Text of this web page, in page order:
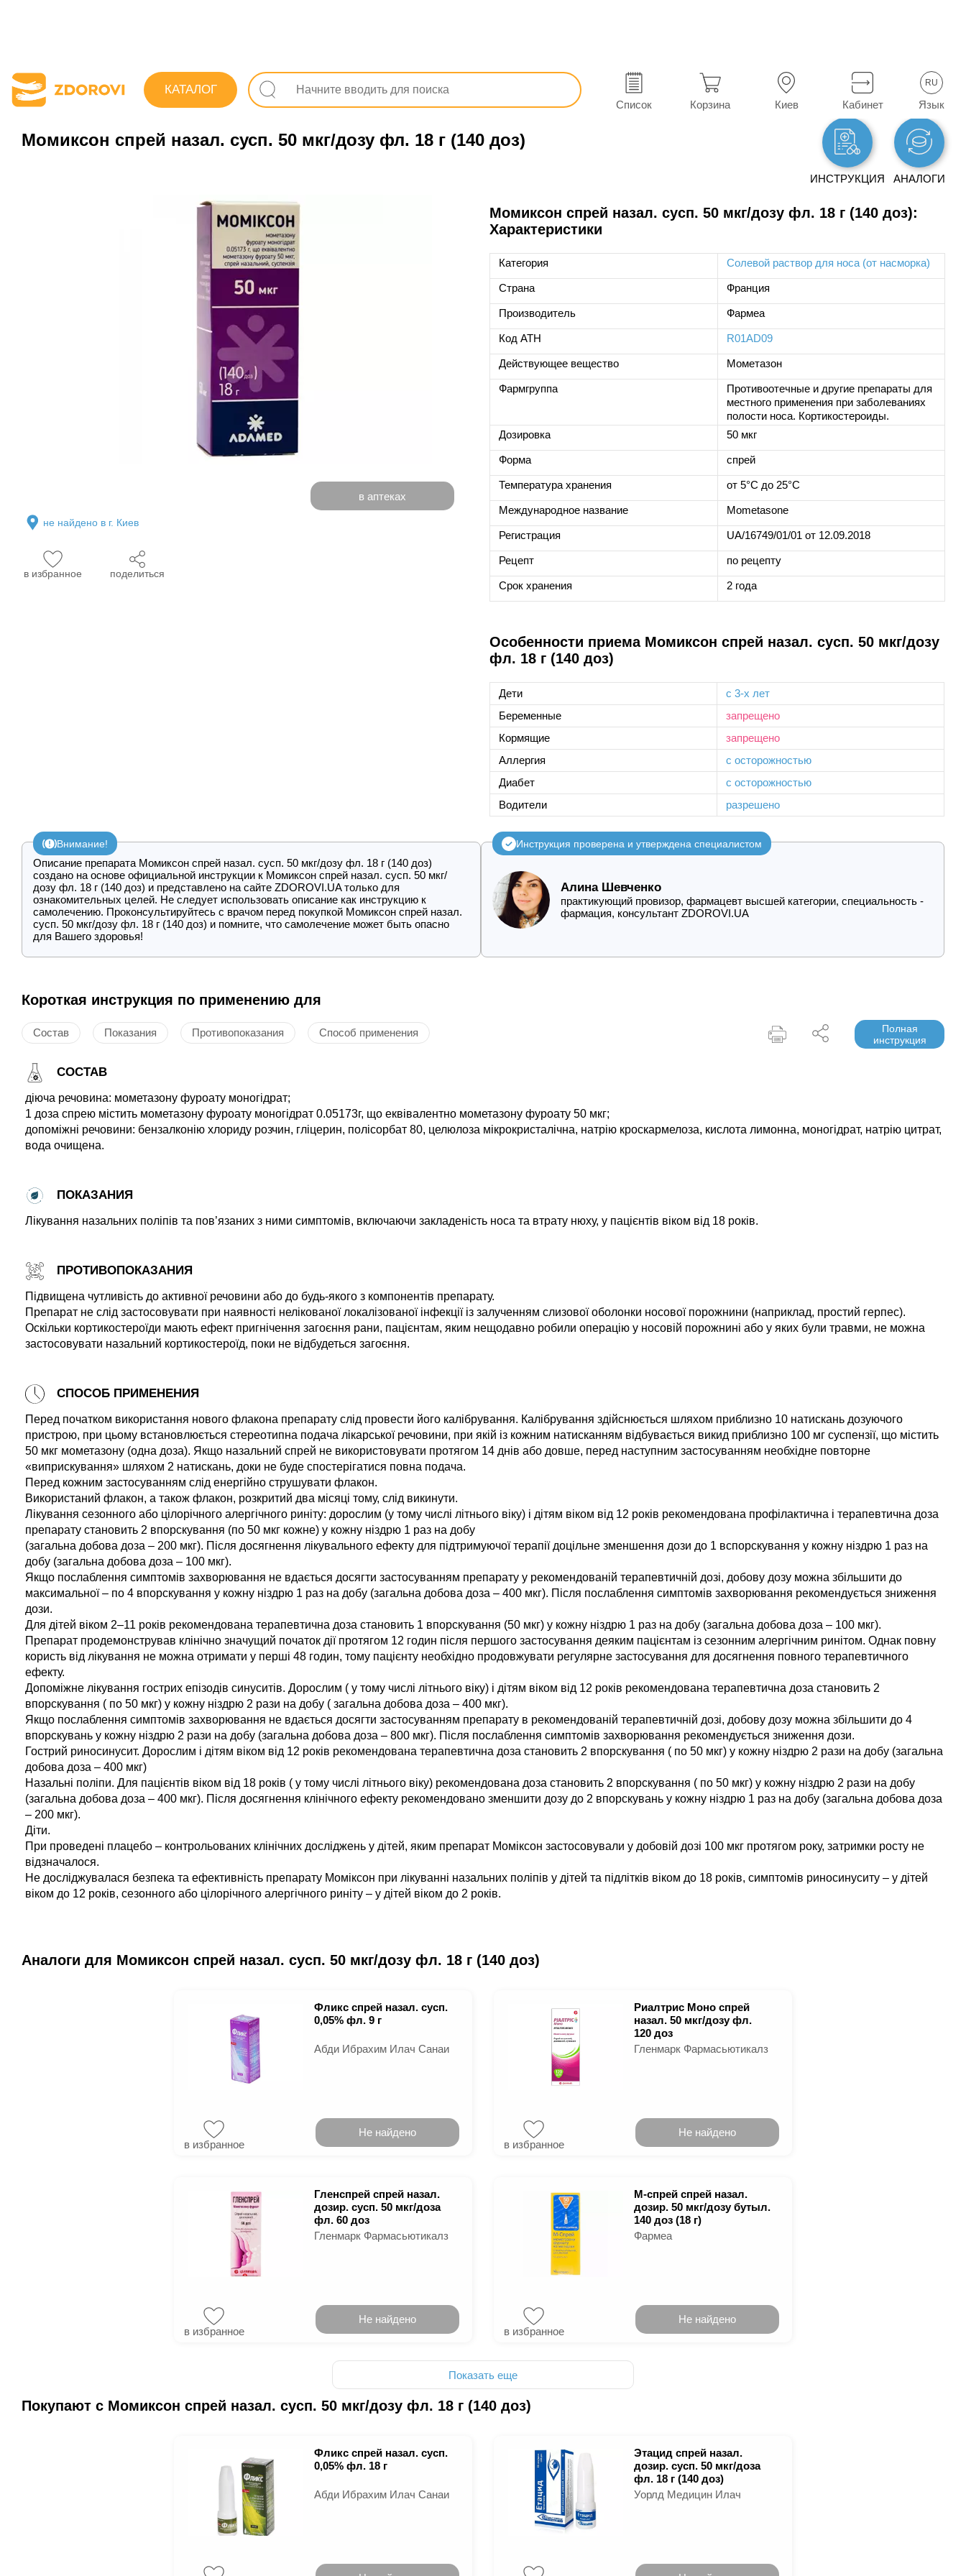
КАТАЛОГ
Список Корзина Киев Кабинет
RU
Язык
Поиск лекарств Лекарства Противопростудные (грипп, ОРЗ) Солевой раствор для носа (от насморка) Момиксон
Момиксон спрей назал. сусп. 50 мкг/дозу фл. 18 г (140 доз)
ИНСТРУКЦИЯ АНАЛОГИ
в аптеках
не найдено в г. Киев
в избранное поделиться
Момиксон спрей назал. сусп. 50 мкг/дозу фл. 18 г (140 доз):
Характеристики
Категория Солевой раствор для носа (от насморка)
Страна Франция
Производитель Фармеа
Код ATH R01AD09
Действующее вещество Мометазон
Фармгруппа
Противоотечные и другие препараты для
местного применения при заболеваниях
полости носа. Кортикостероиды.
Дозировка
50 мкг
Форма спрей
Температура хранения от 5°C до 25°C
Международное название Mometasone
Регистрация UA/16749/01/01 от 12.09.2018
Рецепт по рецепту
Срок хранения 2 года
Особенности приема Момиксон спрей назал. сусп. 50 мкг/дозу
фл. 18 г (140 доз)
Дети
с 3-х лет
Беременные
запрещено
Кормящие
запрещено
Аллергия
с осторожностью
Диабет
с осторожностью
Водители
разрешено
Внимание!
Описание препарата Момиксон спрей назал. сусп. 50 мкг/дозу фл. 18 г (140 доз)
создано на основе официальной инструкции к Момиксон спрей назал. сусп. 50 мкг/
дозу фл. 18 г (140 доз) и представлено на сайте ZDOROVI.UA только для
ознакомительных целей. Не следует использовать описание как инструкцию к
самолечению. Проконсультируйтесь с врачом перед покупкой Момиксон спрей назал.
сусп. 50 мкг/дозу фл. 18 г (140 доз) и помните, что самолечение может быть опасно
для Вашего здоровья!
Инструкция проверена и утверждена специалистом
Алина Шевченко
практикующий провизор, фармацевт высшей категории, специальность -
фармация, консультант ZDOROVI.UA
Короткая инструкция по применению для
Состав Показания Противопоказания Способ применения
Полная
инструкция
СОСТАВ
діюча речовина: мометазону фуроату моногідрат;
1 доза спрею містить мометазону фуроату моногідрат 0.05173г, що еквівалентно мометазону фуроату 50 мкг;
допоміжні речовини: бензалконію хлориду розчин, гліцерин, полісорбат 80, целюлоза мікрокристалічна, натрію кроскармелоза, кислота лимонна, моногідрат, натрію цитрат,
вода очищена.
ПОКАЗАНИЯ
Лікування назальних поліпів та пов’язаних з ними симптомів, включаючи закладеність носа та втрату нюху, у пацієнтів віком від 18 років.
ПРОТИВОПОКАЗАНИЯ
Підвищена чутливість до активної речовини або до будь-якого з компонентів препарату.
Препарат не слід застосовувати при наявності нелікованої локалізованої інфекції із залученням слизової оболонки носової порожнини (наприклад, простий герпес).
Оскільки кортикостероїди мають ефект пригнічення загоєння рани, пацієнтам, яким нещодавно робили операцію у носовій порожнині або у яких були травми, не можна
застосовувати назальний кортикостероїд, поки не відбудеться загоєння.
СПОСОБ ПРИМЕНЕНИЯ
Перед початком використання нового флакона препарату слід провести його калібрування. Калібрування здійснюється шляхом приблизно 10 натискань дозуючого
пристрою, при цьому встановлюється стереотипна подача лікарської речовини, при якій із кожним натисканням відбувається викид приблизно 100 мг суспензії, що містить
50 мкг мометазону (одна доза). Якщо назальний спрей не використовувати протягом 14 днів або довше, перед наступним застосуванням необхідне повторне
«виприскування» шляхом 2 натискань, доки не буде спостерігатися повна подача.
Перед кожним застосуванням слід енергійно струшувати флакон.
Використаний флакон, а також флакон, розкритий два місяці тому, слід викинути.
Лікування сезонного або цілорічного алергічного риніту: дорослим (у тому числі літнього віку) і дітям віком від 12 років рекомендована профілактична і терапевтична доза
препарату становить 2 впорскування (по 50 мкг кожне) у кожну ніздрю 1 раз на добу
(загальна добова доза – 200 мкг). Після досягнення лікувального ефекту для підтримуючої терапії доцільне зменшення дози до 1 вспорскування у кожну ніздрю 1 раз на
добу (загальна добова доза – 100 мкг).
Якщо послаблення симптомів захворювання не вдається досягти застосуванням препарату у рекомендованій терапевтичній дозі, добову дозу можна збільшити до
максимальної – по 4 впорскування у кожну ніздрю 1 раз на добу (загальна добова доза – 400 мкг). Після послаблення симптомів захворювання рекомендується зниження
дози.
Для дітей віком 2–11 років рекомендована терапевтична доза становить 1 впорскування (50 мкг) у кожну ніздрю 1 раз на добу (загальна добова доза – 100 мкг).
Препарат продемонстрував клінічно значущий початок дії протягом 12 годин після першого застосування деяким пацієнтам із сезонним алергічним ринітом. Однак повну
користь від лікування не можна отримати у перші 48 годин, тому пацієнту необхідно продовжувати регулярне застосування для досягнення повного терапевтичного
ефекту.
Допоміжне лікування гострих епізодів синуситів. Дорослим ( у тому числі літнього віку) і дітям віком від 12 років рекомендована терапевтична доза становить 2
впорскування ( по 50 мкг) у кожну ніздрю 2 рази на добу ( загальна добова доза – 400 мкг).
Якщо послаблення симптомів захворювання не вдається досягти застосуванням препарату в рекомендованій терапевтичній дозі, добову дозу можна збільшити до 4
впорскувань у кожну ніздрю 2 рази на добу (загальна добова доза – 800 мкг). Після послаблення симптомів захворювання рекомендується зниження дози.
Гострий риносинусит. Дорослим і дітям віком від 12 років рекомендована терапевтична доза становить 2 впорскування ( по 50 мкг) у кожну ніздрю 2 рази на добу (загальна
добова доза – 400 мкг)
Назальні поліпи. Для пацієнтів віком від 18 років ( у тому числі літнього віку) рекомендована доза становить 2 впорскування ( по 50 мкг) у кожну ніздрю 2 рази на добу
(загальна добова доза – 400 мкг). Після досягнення клінічного ефекту рекомендовано зменшити дозу до 2 впорскувань у кожну ніздрю 1 раз на добу (загальна добова доза
– 200 мкг).
Діти.
При проведені плацебо – контрольованих клінічних досліджень у дітей, яким препарат Моміксон застосовували у добовій дозі 100 мкг протягом року, затримки росту не
відзначалося.
Не досліджувалася безпека та ефективність препарату Моміксон при лікуванні назальних поліпів у дітей та підлітків віком до 18 років, симптомів риносинуситу – у дітей
віком до 12 років, сезонного або цілорічного алергічного риніту – у дітей віком до 2 років.
Аналоги для Момиксон спрей назал. сусп. 50 мкг/дозу фл. 18 г (140 доз)
Фликс спрей назал. сусп.
0,05% фл. 9 г
Абди Ибрахим Илач Санаи
в избранное
Не найдено
Риалтрис Моно спрей
назал. 50 мкг/дозу фл.
120 доз
Гленмарк Фармасьютикалз
в избранное
Не найдено
Гленспрей спрей назал.
дозир. сусп. 50 мкг/доза
фл. 60 доз
Гленмарк Фармасьютикалз
в избранное
Не найдено
М-спрей спрей назал.
дозир. 50 мкг/дозу бутыл.
140 доз (18 г)
Фармеа
в избранное
Не найдено
Показать еще
Покупают с Момиксон спрей назал. сусп. 50 мкг/дозу фл. 18 г (140 доз)
Фликс спрей назал. сусп.
0,05% фл. 18 г
Абди Ибрахим Илач Санаи
Этацид спрей назал.
дозир. сусп. 50 мкг/доза
фл. 18 г (140 доз)
Уорлд Медицин Илач